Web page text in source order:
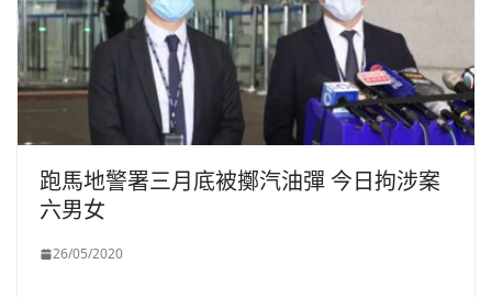
跑馬地警署三月底被擲汽油彈 今日拘涉案
六男女
26/05/2020